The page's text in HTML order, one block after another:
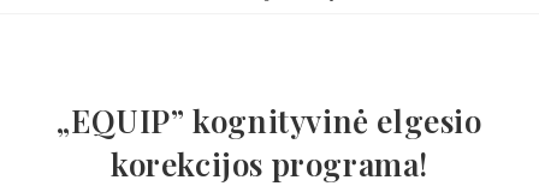
„EQUIP” kognityvinė elgesio
korekcijos programa!